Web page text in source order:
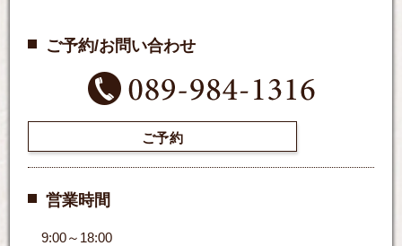
ご予約/お問い合わせ
ご予約
営業時間
9:00～18:00